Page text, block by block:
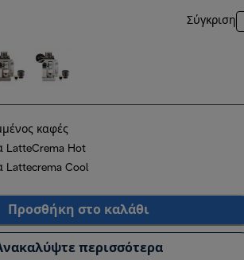
Σύγκριση
καφές
LatteCrema Hot
Lattecrema Cool
Προσθήκη στο καλάθι
περισσότερα